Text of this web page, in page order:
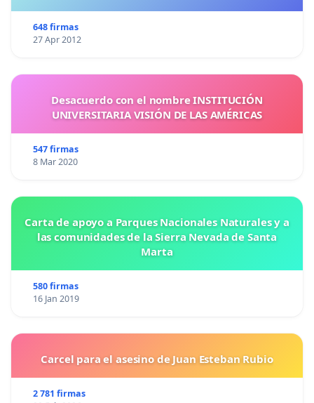
648 firmas
27 Apr 2012
Desacuerdo con el nombre INSTITUCIÓN
UNIVERSITARIA VISIÓN DE LAS AMÉRICAS
547 firmas
8 Mar 2020
Carta de apoyo a Parques Nacionales Naturales y a
las comunidades de la Sierra Nevada de Santa
Marta
580 firmas
16 Jan 2019
Carcel para el asesino de Juan Esteban Rubio
2 781 firmas